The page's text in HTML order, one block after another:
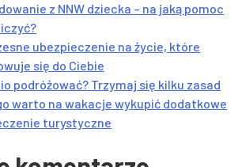
z NNW dziecka – na jaką pomoc
ubezpieczenie na życie, które
się do Ciebie
podróżować? Trzymaj się kilku zasad
warto na wakacje wykupić dodatkowe
turystyczne